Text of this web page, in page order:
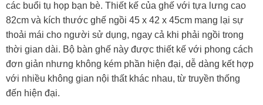
các buổi tụ họp bạn bè. Thiết kế của ghế với tựa lưng cao
82cm và kích thước ghế ngồi 45 x 42 x 45cm mang lại sự
thoải mái cho người sử dụng, ngay cả khi phải ngồi trong
thời gian dài. Bộ bàn ghế này được thiết kế với phong cách
đơn giản nhưng không kém phần hiện đại, dễ dàng kết hợp
với nhiều không gian nội thất khác nhau, từ truyền thống
đến hiện đại.